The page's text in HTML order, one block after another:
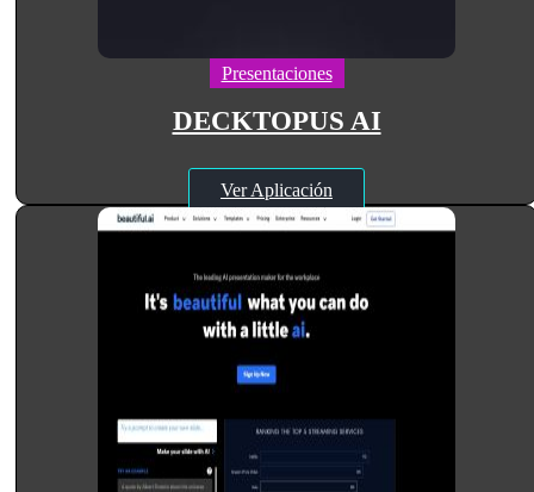
Presentaciones
DECKTOPUS AI
Ver Aplicación